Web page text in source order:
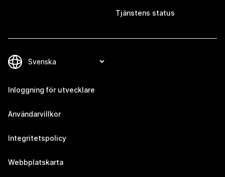
Tjänstens status
Inloggning för utvecklare
Användarvillkor
Integritetspolicy
Webbplatskarta